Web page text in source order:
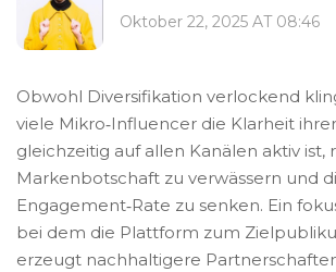
Oktober 22, 2025 AT 08:46
Obwohl Diversifikation verlockend
viele Mikro‑Influencer die Klarheit
gleichzeitig auf allen Kanälen aktiv ist,
Markenbotschaft zu verwässern und
Engagement‑Rate zu senken. Ein
bei dem die Plattform zum
erzeugt nachhaltigere